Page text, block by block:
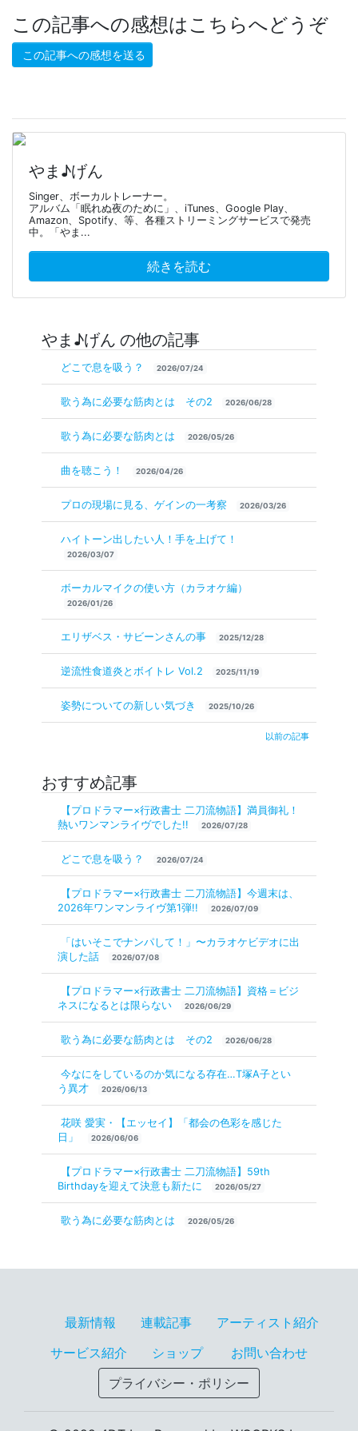
この記事への感想はこちらへどうぞ
この記事への感想を送る
やま♪げん
Singer、ボーカルトレーナー。
アルバム「眠れぬ夜のために」、iTunes、Google Play、
Amazon、Spotify、等、各種ストリーミングサービスで発売
中。「やま...
続きを読む
やま♪げん の他の記事
どこで息を吸う？ 2026/07/24
歌う為に必要な筋肉とは その2 2026/06/28
歌う為に必要な筋肉とは 2026/05/26
曲を聴こう！ 2026/04/26
プロの現場に見る、ゲインの一考察 2026/03/26
ハイトーン出したい人！手を上げて！
2026/03/07
ボーカルマイクの使い方（カラオケ編）
2026/01/26
エリザベス・サビーンさんの事 2025/12/28
逆流性食道炎とボイトレ Vol.2 2025/11/19
姿勢についての新しい気づき 2025/10/26
以前の記事
おすすめ記事
【プロドラマー×行政書士 二刀流物語】満員御礼！
熱いワンマンライヴでした!!
2026/07/28
どこで息を吸う？ 2026/07/24
【プロドラマー×行政書士 二刀流物語】今週末は、
2026年ワンマンライヴ第1弾!!
2026/07/09
「はいそこでナンパして！」〜カラオケビデオに出
演した話
2026/07/08
【プロドラマー×行政書士 二刀流物語】資格＝ビジ
ネスになるとは限らない
2026/06/29
歌う為に必要な筋肉とは その2 2026/06/28
今なにをしているのか気になる存在…T塚A子とい
う異才
2026/06/13
花咲 愛実・【エッセイ】「都会の色彩を感じた
日」
2026/06/06
【プロドラマー×行政書士 二刀流物語】59th
Birthdayを迎えて決意も新たに
2026/05/27
歌う為に必要な筋肉とは 2026/05/26
最新情報 連載記事
アーティスト紹介
サービス紹介
ショップ
お問い合わせ
プライバシー・ポリシー